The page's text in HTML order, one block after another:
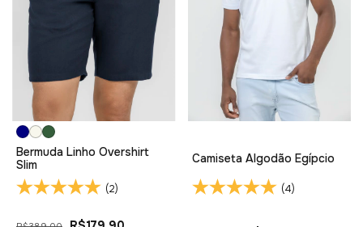
Bermuda Linho Overshirt
Slim
(2)
Camiseta Algodão Egípcio
(4)